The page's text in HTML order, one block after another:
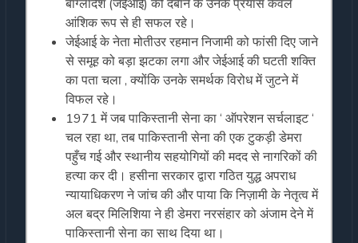
बांग्लादेश (जेईआई) को दबाने के उनके प्रयास केवल
आंशिक रूप से ही सफल रहे।
जेईआई के नेता मोतीउर रहमान निजामी को फांसी दिए जाने
से समूह को बड़ा झटका लगा और जेईआई की घटती शक्ति
का पता चला , क्योंकि उनके समर्थक विरोध में जुटने में
विफल रहे।
1971 में जब पाकिस्तानी सेना का ‘ ऑपरेशन सर्चलाइट ‘
चल रहा था, तब पाकिस्तानी सेना की एक टुकड़ी डेमरा
पहुँच गई और स्थानीय सहयोगियों की मदद से नागरिकों की
हत्या कर दी। हसीना सरकार द्वारा गठित युद्ध अपराध
न्यायाधिकरण ने जांच की और पाया कि निज़ामी के नेतृत्व में
अल बद्र मिलिशिया ने ही डेमरा नरसंहार को अंजाम देने में
पाकिस्तानी सेना का साथ दिया था।